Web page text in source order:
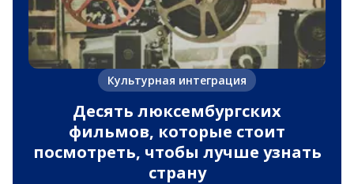
Культурная интеграция
Десять люксембургских
фильмов, которые стоит
посмотреть, чтобы лучше узнать
страну